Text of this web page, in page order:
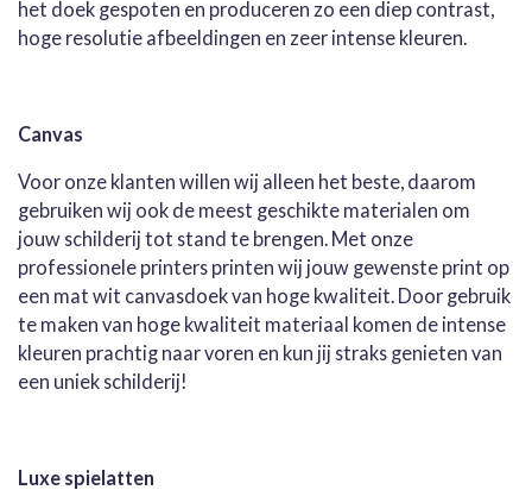
het doek gespoten en produceren zo een diep contrast,
hoge resolutie afbeeldingen en zeer intense kleuren.
Canvas
Voor onze klanten willen wij alleen het beste, daarom
gebruiken wij ook de meest geschikte materialen om
jouw schilderij tot stand te brengen. Met onze
professionele printers printen wij jouw gewenste print op
een mat wit canvasdoek van hoge kwaliteit. Door gebruik
te maken van hoge kwaliteit materiaal komen de intense
kleuren prachtig naar voren en kun jij straks genieten van
een uniek schilderij!
Luxe spielatten